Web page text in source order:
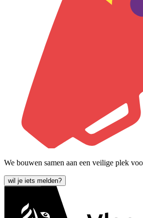
We bouwen samen aan een veilige plek
wil je iets melden?